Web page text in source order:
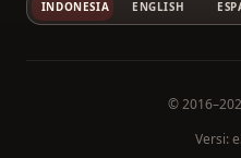
INDONESIA ENGLISH
©
Versi: